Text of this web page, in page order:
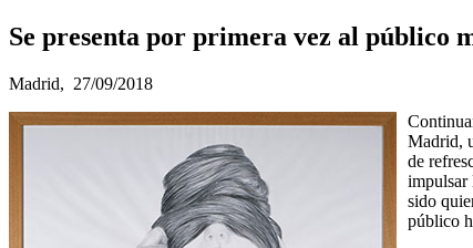
Se presenta por primera vez al público
Madrid, 27/09/2018
Madrid,
de
impulsar
sido
público